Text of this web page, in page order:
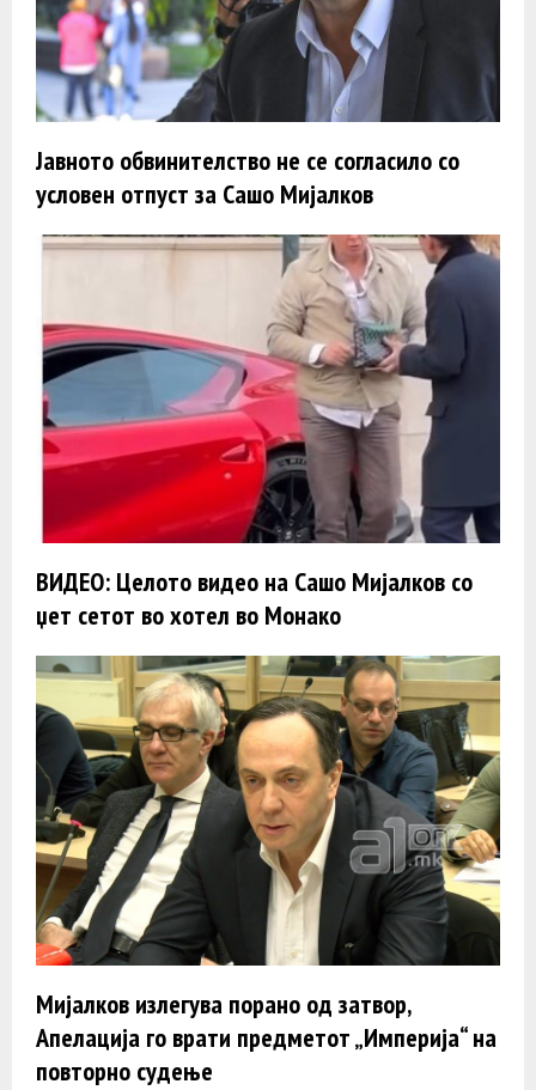
Јавното обвинителство не се согласило со
условен отпуст за Сашо Мијалков
ВИДЕО: Целото видео на Сашо Мијалков со
џет сетот во хотел во Монако
Мијалков излегува порано од затвор,
Апелација го врати предметот „Империја“ на
повторно судење